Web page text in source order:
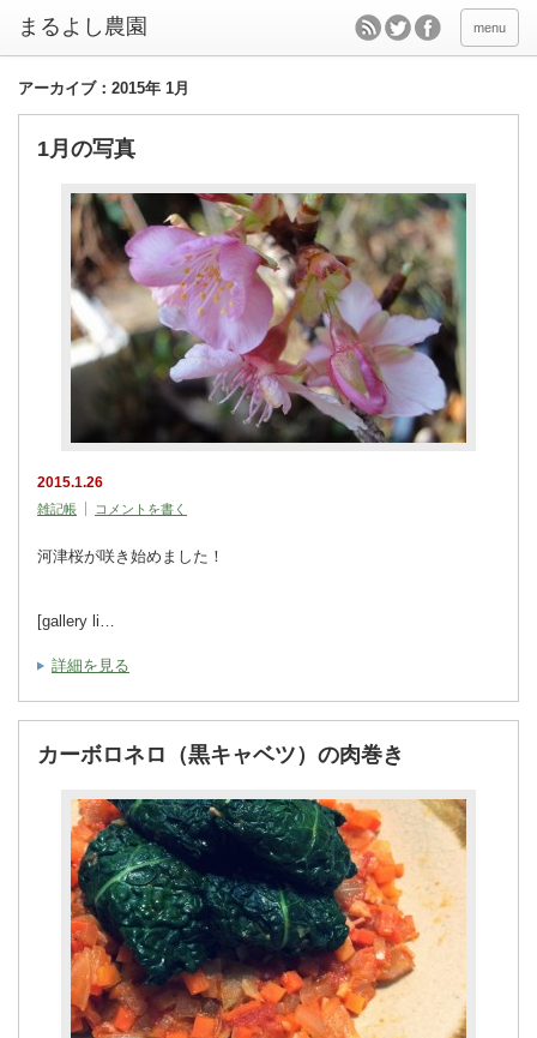
menu
アーカイブ：2015年 1月
1月の写真
2015.1.26
雑記帳 コメントを書く
河津桜が咲き始めました！
[gallery li…
詳細を見る
カーボロネロ（黒キャベツ）の肉巻き